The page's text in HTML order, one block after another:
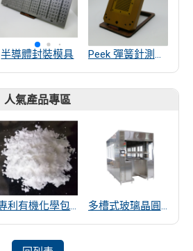
半導體封裝模具 Peek 彈簧針測試座
人氣產品專區
專利有機化學包覆SiO2遠紅外線散熱粒子 多槽式玻璃晶圓清洗機